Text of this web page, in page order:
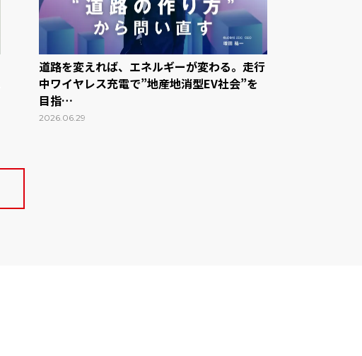
道路を変えれば、エネルギーが変わる。走行
中ワイヤレス充電で”地産地消型EV社会”を
目指…
2026.06.29